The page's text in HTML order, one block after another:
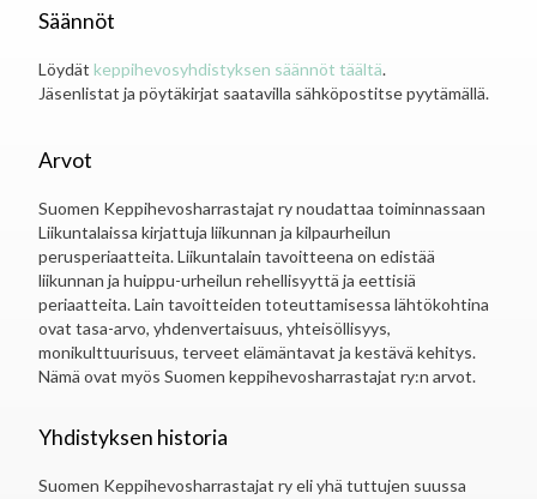
Säännöt
Löydät keppihevosyhdistyksen säännöt täältä.
Jäsenlistat ja pöytäkirjat saatavilla sähköpostitse pyytämällä.
Arvot
Suomen Keppihevosharrastajat ry noudattaa toiminnassaan
Liikuntalaissa kirjattuja liikunnan ja kilpaurheilun
perusperiaatteita. Liikuntalain tavoitteena on edistää
liikunnan ja huippu-urheilun rehellisyyttä ja eettisiä
periaatteita. Lain tavoitteiden toteuttamisessa lähtökohtina
ovat tasa-arvo, yhdenvertaisuus, yhteisöllisyys,
monikulttuurisuus, terveet elämäntavat ja kestävä kehitys.
Nämä ovat myös Suomen keppihevosharrastajat ry:n arvot.
Yhdistyksen historia
Suomen Keppihevosharrastajat ry eli yhä tuttujen suussa